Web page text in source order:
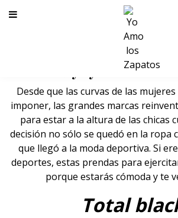
Ropa deportiva para
verán sexys y se sentirán
Desde que las curvas de las
imponer, las grandes marcas
para estar a la altura de las chicas
decisión no sólo se quedó en la ropa
que llegó a la moda deportiva. Si
deportes, estas prendas para
porque estarás cómoda y te
Total